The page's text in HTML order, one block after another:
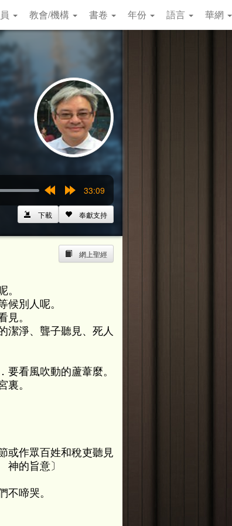
教會/機構 書卷 年份 語言 華網
15s
15s
33:09
奉獻支持
下載
網上聖經
。
別人呢。
見。
潔淨、聾子聽見、死人
看風吹動的蘆葦麼。
裏。
或作眾百姓和稅吏聽見
的旨意〕
不啼哭。